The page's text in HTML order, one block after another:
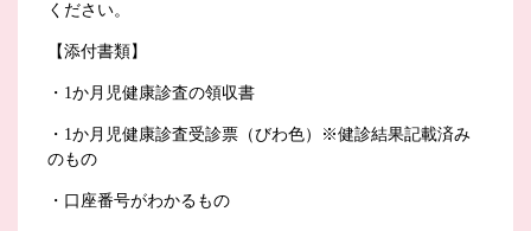
ください。
【添付書類】
・1か月児健康診査の領収書
・1か月児健康診査受診票（びわ色）※健診結果記載済み
のもの
・口座番号がわかるもの